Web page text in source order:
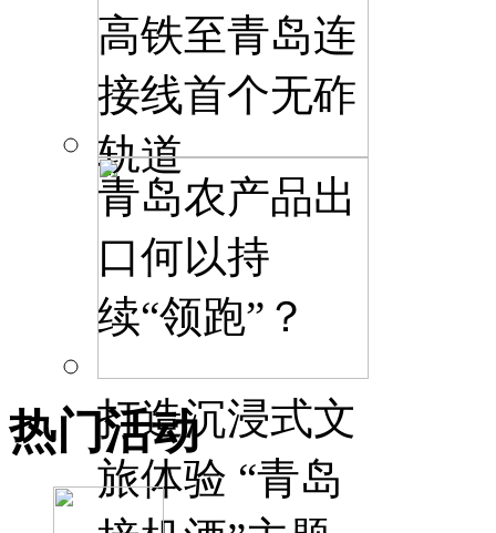
高铁至青岛连
接线首个无砟
轨道
青岛农产品出
口何以持
续“领跑”？
打造沉浸式文
旅体验 “青岛
热门活动